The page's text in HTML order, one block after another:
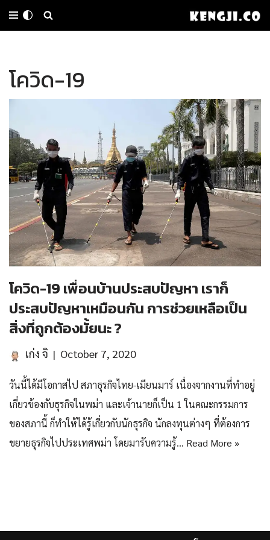
Skip
content
โควิด-19
โควิด-19 เพื่อนบ้านประสบปัญหา เราก็
ประสบปัญหาเหมือนกัน การช่วยเหลือเป็น
สิ่งที่ถูกต้องมั้ยนะ ?
เก่ง จิ October 7, 2020
วันนี้ได้มีโอกาสไป สภาธุรกิจไทย-เมียนมาร์ เนื่องจากงานที่ทำอยู่
เกี่ยวข้องกับธุรกิจในพม่า และเจ้านายก็เป็น 1 ในคณะกรรมการ
ของสภานี้ ก็ทำให้ได้รู้เกี่ยวกับนักธุรกิจ นักลงทุนต่างๆ ที่ต้องการ
ขยายธุรกิจไปประเทศพม่า โดยมารับความรู้… Read More »